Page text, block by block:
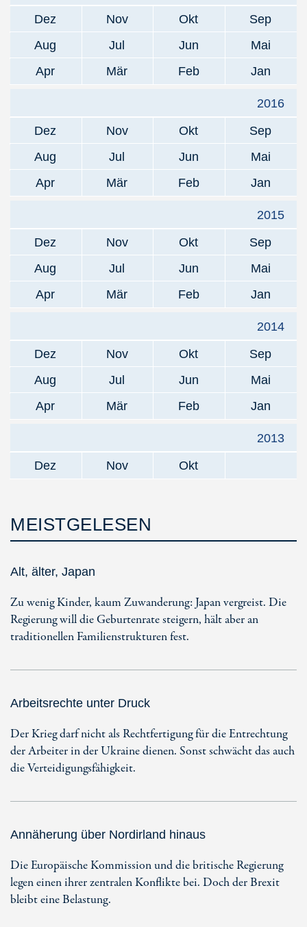
Dez
Nov Okt
Sep
Aug
Jul Jun
Mai
Apr
Mär Feb Jan
2016
Dez
Nov Okt
Sep
Aug
Jul Jun
Mai
Apr
Mär Feb Jan
2015
Dez
Nov Okt
Sep
Aug
Jul Jun
Mai
Apr
Mär Feb Jan
2014
Dez
Nov Okt
Sep
Aug
Jul Jun
Mai
Apr
Mär Feb Jan
2013
Dez
Nov Okt
MEISTGELESEN
Alt, älter, Japan
Zu wenig Kinder, kaum Zuwanderung: Japan vergreist. Die
Regierung will die Geburtenrate steigern, hält aber an
traditionellen Familienstrukturen fest.
Arbeitsrechte unter Druck
Der Krieg darf nicht als Rechtfertigung für die Entrechtung
der Arbeiter in der Ukraine dienen. Sonst schwächt das auch
die Verteidigungsfähigkeit.
Annäherung über Nordirland hinaus
Die Europäische Kommission und die britische Regierung
legen einen ihrer zentralen Konflikte bei. Doch der Brexit
bleibt eine Belastung.